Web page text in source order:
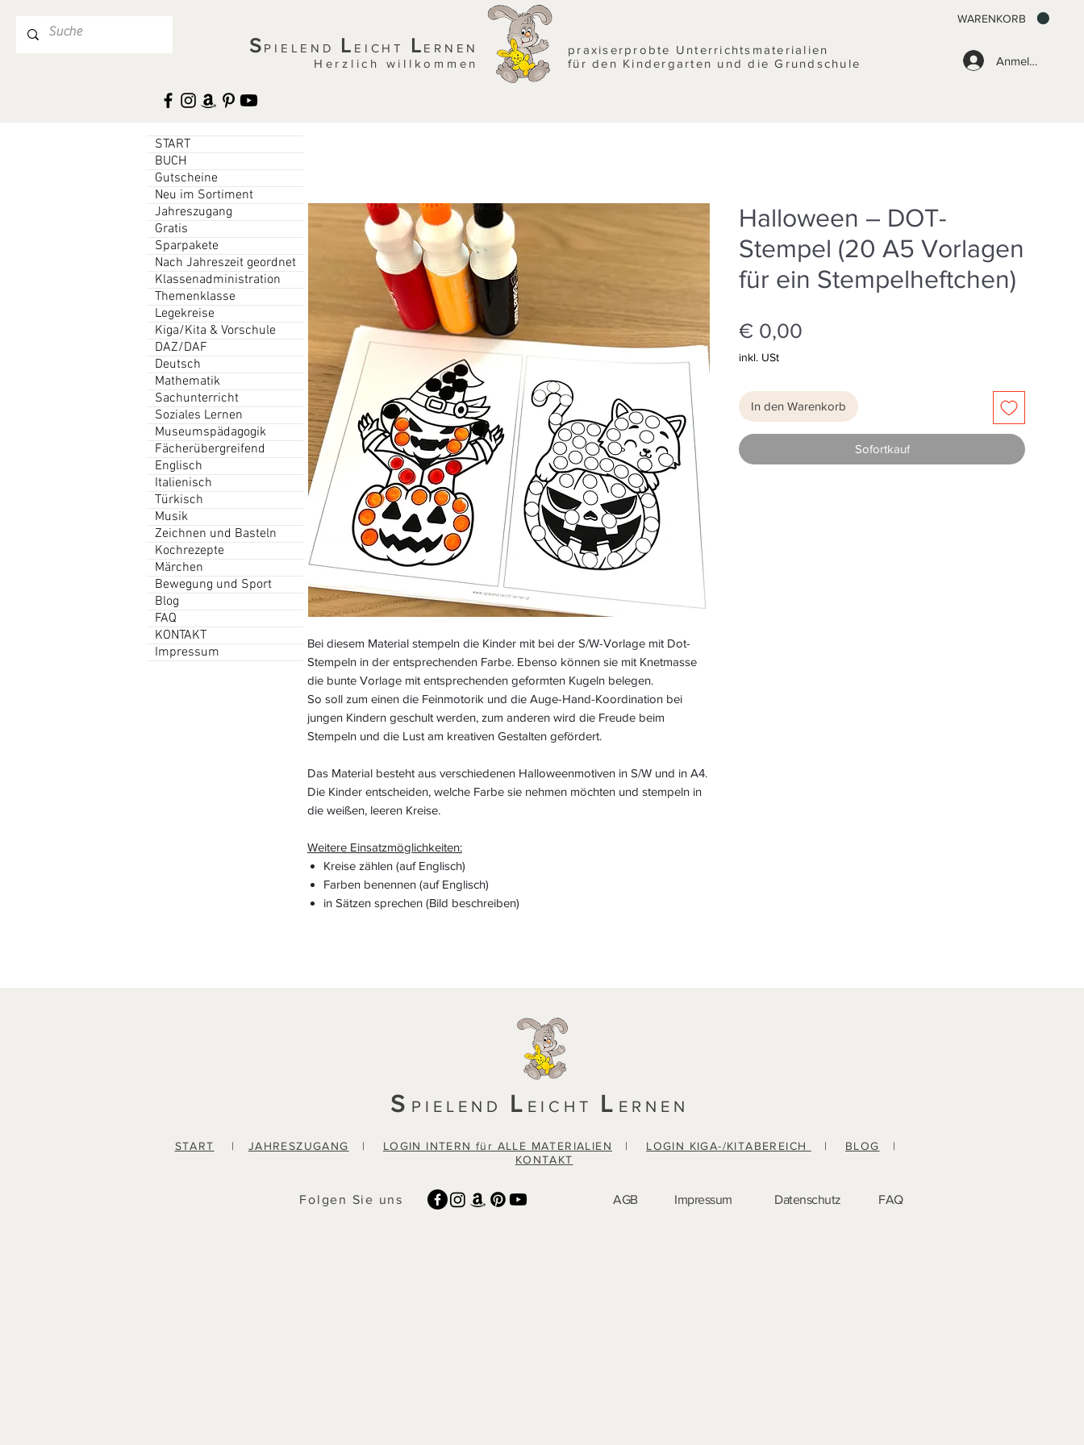
Anmelden
WARENKORB
S PIELEND L EICHT L ERNEN
Herzlich willkommen
praxiserprobte Unterrichtsmaterialien
für den Kindergarten und die Grundschule
Bei diesem Material stempeln die Kinder mit bei der S/W-Vorlage mit Dot-
Stempeln in der entsprechenden Farbe. Ebenso können sie mit Knetmasse
die bunte Vorlage mit entsprechenden geformten Kugeln belegen.
So soll zum einen die Feinmotorik und die Auge-Hand-Koordination bei
jungen Kindern geschult werden, zum anderen wird die Freude beim
Stempeln und die Lust am kreativen Gestalten gefördert.
Das Material besteht aus verschiedenen Halloweenmotiven in S/W und in A4.
Die Kinder entscheiden, welche Farbe sie nehmen möchten und stempeln in
die weißen, leeren Kreise.
Weitere Einsatzmöglichkeiten:
Kreise zählen (auf Englisch)
Farben benennen (auf Englisch)
in Sätzen sprechen (Bild beschreiben)
Halloween – DOT-
Stempel (20 A5 Vorlagen
für ein Stempelheftchen)
€ 0,00
inkl. USt
In den Warenkorb
Sofortkauf
START
BUCH
Gutscheine
Neu im Sortiment
Jahreszugang
Gratis
Sparpakete
Nach Jahreszeit geordnet
Klassenadministration
Themenklasse
Legekreise
Kiga/Kita & Vorschule
DAZ/DAF
Deutsch
Mathematik
Sachunterricht
Soziales Lernen
Museumspädagogik
Fächerübergreifend
Englisch
Italienisch
Türkisch
Musik
Zeichnen und Basteln
Kochrezepte
Märchen
Bewegung und Sport
Blog
FAQ
KONTAKT
Impressum
S PIELEND L EICHT L ERNEN
START | JAHRESZUGANG | LOGIN INTERN für ALLE MATERIALIEN | LOGIN KIGA-/KITABEREICH | BLOG
|
KONTAKT
Folgen Sie uns AGB Impressum Datenschutz FAQ